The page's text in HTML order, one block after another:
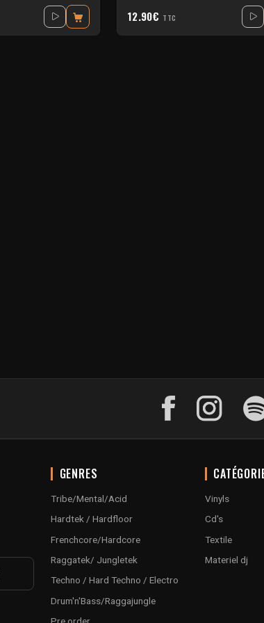
12.90€ TTC
GENRES
Tribe/Mental/Acid
Hardtek / Hardfloor
Frenchcore/Hardcore
Raggatek/ Jungletek
Techno / Hard Techno / Electro
Drum'n'Bass/Raggajungle
Vinyls
Cd's
Textile
Materiel dj